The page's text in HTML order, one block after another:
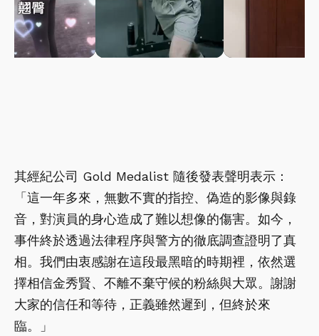
其經紀公司 Gold Medalist 隨後發表聲明表示：
「這一年多來，無數不實的指控、偽造的影像與錄
音，對演員的身心造成了難以想像的傷害。如今，
事件終於透過法律程序與警方的徹底調查證明了真
相。我們由衷感謝在這段最黑暗的時期裡，依然選
擇相信金秀賢、不離不棄守候的粉絲與大眾。謝謝
大家的信任和等待，正義雖然遲到，但終於來
臨。」